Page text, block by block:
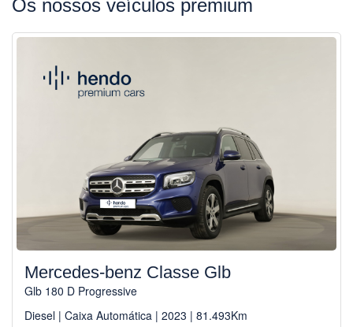
Os nossos veículos premium
Mercedes-benz Classe Glb
Glb 180 D Progressive
Diesel | Caixa Automática | 2023 | 81.493Km